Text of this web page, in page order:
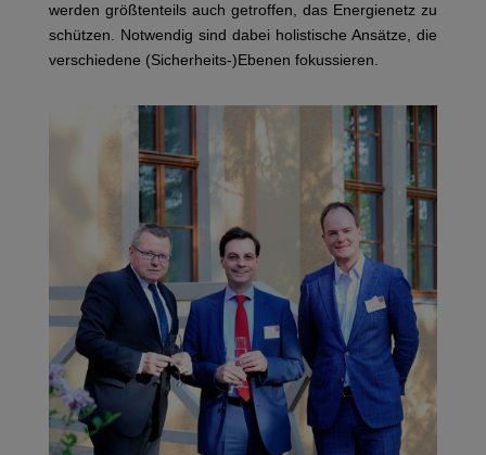
werden größtenteils auch getroffen, das Energienetz zu
schützen. Notwendig sind dabei holistische Ansätze, die
verschiedene (Sicherheits-)Ebenen fokussieren.